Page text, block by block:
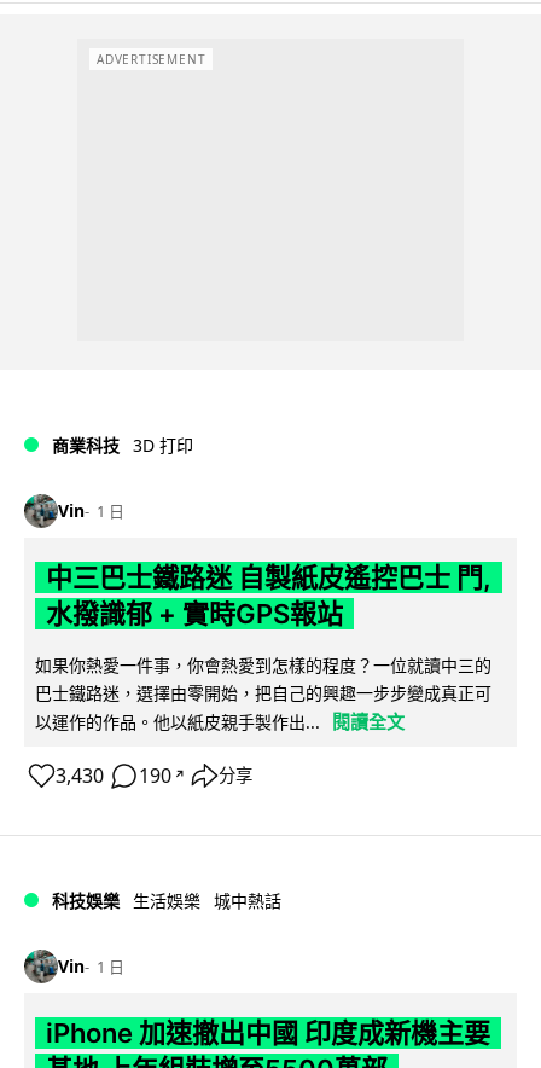
ADVERTISEMENT
商業科技 3D 打印
Vin 1 日
中三巴士鐵路迷 自製紙皮遙控巴士 門,
水撥識郁 + 實時GPS報站
如果你熱愛一件事，你會熱愛到怎樣的程度？一位就讀中三的
巴士鐵路迷，選擇由零開始，把自己的興趣一步步變成真正可
以運作的作品。他以紙皮親手製作出...
閱讀全文
3,430 190 ↗ 分享
科技娛樂 生活娛樂 城中熱話
Vin 1 日
iPhone 加速撤出中國 印度成新機主要